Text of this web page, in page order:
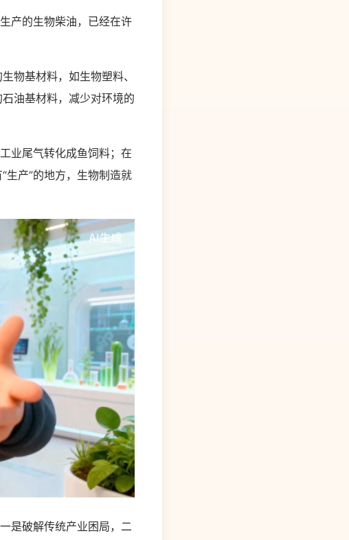
产的生物柴油，已经在许
基材料，如生物塑料、
油基材料，减少对环境的
业尾气转化成鱼饲料；在
生产”的地方，生物制造就
是破解传统产业困局，二